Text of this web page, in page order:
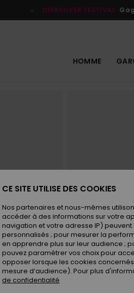
QUIKSILVER FESTIVAL
HOMME
CE SITE UTILISE DES COOKIES
Nos partenaires et nous-mêmes
accéder à des informations sur votre
navigation et votre adresse IP)
personnalisés ; pour mesurer la
en apprendre plus sur leur audience ;
pouvez paramétrer vos choix pour
opposer lorsque les cookies
mesure d’audience). Pour plus
de confidentialité